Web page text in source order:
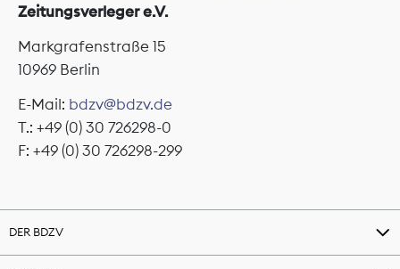
Zeitungsverleger e.V.
Markgrafenstraße 15
10969 Berlin
E-Mail: bdzv@bdzv.de
T.: +49 (0) 30 726298-0
F: +49 (0) 30 726298-299
DER BDZV